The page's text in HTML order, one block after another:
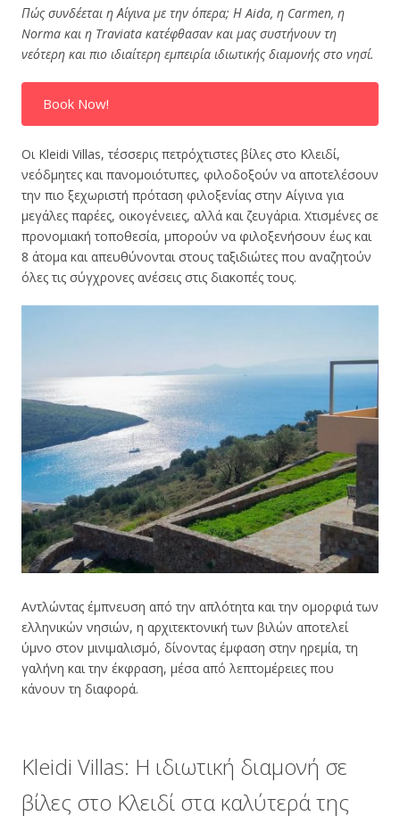
Πώς συνδέεται η Αίγινα με την όπερα; Η Aida, η Carmen, η
Norma και η Traviata κατέφθασαν και μας συστήνουν τη
νεότερη και πιο ιδιαίτερη εμπειρία ιδιωτικής διαμονής στο νησί.
Book Now!
Οι Kleidi Villas, τέσσερις πετρόχτιστες βίλες στο Κλειδί,
νεόδμητες και πανομοιότυπες, φιλοδοξούν να αποτελέσουν
την πιο ξεχωριστή πρόταση φιλοξενίας στην Αίγινα για
μεγάλες παρέες, οικογένειες, αλλά και ζευγάρια. Χτισμένες σε
προνομιακή τοποθεσία, μπορούν να φιλοξενήσουν έως και
8 άτομα και απευθύνονται στους ταξιδιώτες που αναζητούν
όλες τις σύγχρονες ανέσεις στις διακοπές τους.
Αντλώντας έμπνευση από την απλότητα και την ομορφιά των
ελληνικών νησιών, η αρχιτεκτονική των βιλών αποτελεί
ύμνο στον μινιμαλισμό, δίνοντας έμφαση στην ηρεμία, τη
γαλήνη και την έκφραση, μέσα από λεπτομέρειες που
κάνουν τη διαφορά.
Kleidi Villas: Η ιδιωτική διαμονή σε
βίλες στο Κλειδί στα καλύτερά της